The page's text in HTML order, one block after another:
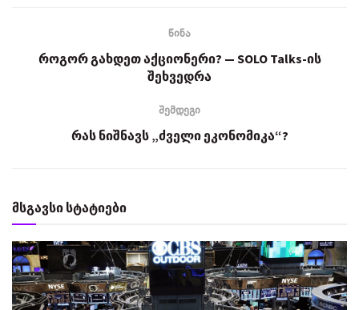
წინა
როგორ გახდეთ აქციონერი? — SOLO Talks-ის
შეხვედრა
შემდეგი
რას ნიშნავს „ძველი ეკონომიკა“?
მსგავსი სტატიები